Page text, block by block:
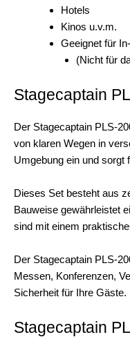
Hotels
Kinos u.v.m.
Geeignet für
(Nicht für
Stagecaptain
Der Stagecaptain PLS-
von klaren Wegen in
Umgebung ein und sorgt
Dieses Set besteht aus
Bauweise gewährleistet
sind mit einem
Der Stagecaptain PLS-
Messen, Konferenzen,
Sicherheit für Ihre Gäste.
Stagecaptain